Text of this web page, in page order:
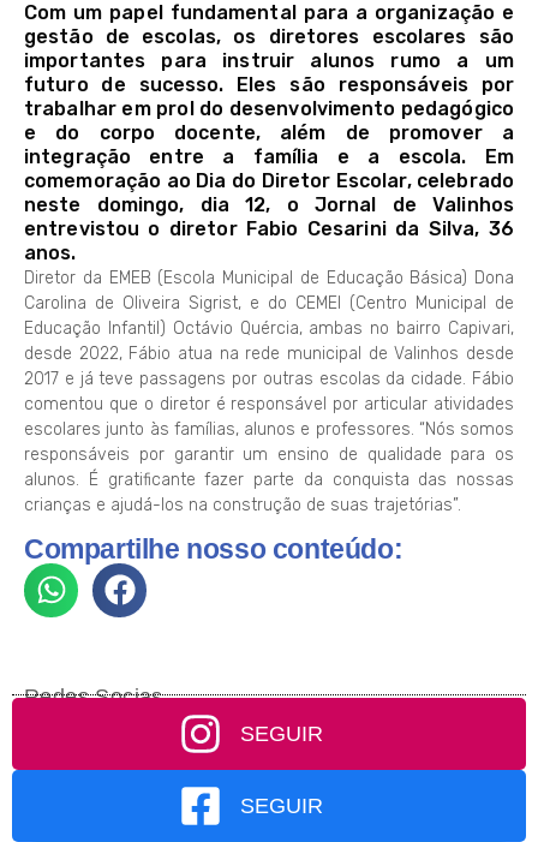
Com um papel fundamental para a organização e
gestão de escolas, os diretores escolares são
importantes para instruir alunos rumo a um
futuro de sucesso. Eles são responsáveis por
trabalhar em prol do desenvolvimento pedagógico
e do corpo docente, além de promover a
integração entre a família e a escola. Em
comemoração ao Dia do Diretor Escolar, celebrado
neste domingo, dia 12, o Jornal de Valinhos
entrevistou o diretor Fabio Cesarini da Silva, 36
anos.
Diretor da EMEB (Escola Municipal de Educação Básica) Dona
Carolina de Oliveira Sigrist, e do CEMEI (Centro Municipal de
Educação Infantil) Octávio Quércia, ambas no bairro Capivari,
desde 2022, Fábio atua na rede municipal de Valinhos desde
2017 e já teve passagens por outras escolas da cidade. Fábio
comentou que o diretor é responsável por articular atividades
escolares junto às famílias, alunos e professores. “Nós somos
responsáveis por garantir um ensino de qualidade para os
alunos. É gratificante fazer parte da conquista das nossas
crianças e ajudá-los na construção de suas trajetórias”.
Compartilhe nosso conteúdo:
Redes Socias
SEGUIR
SEGUIR